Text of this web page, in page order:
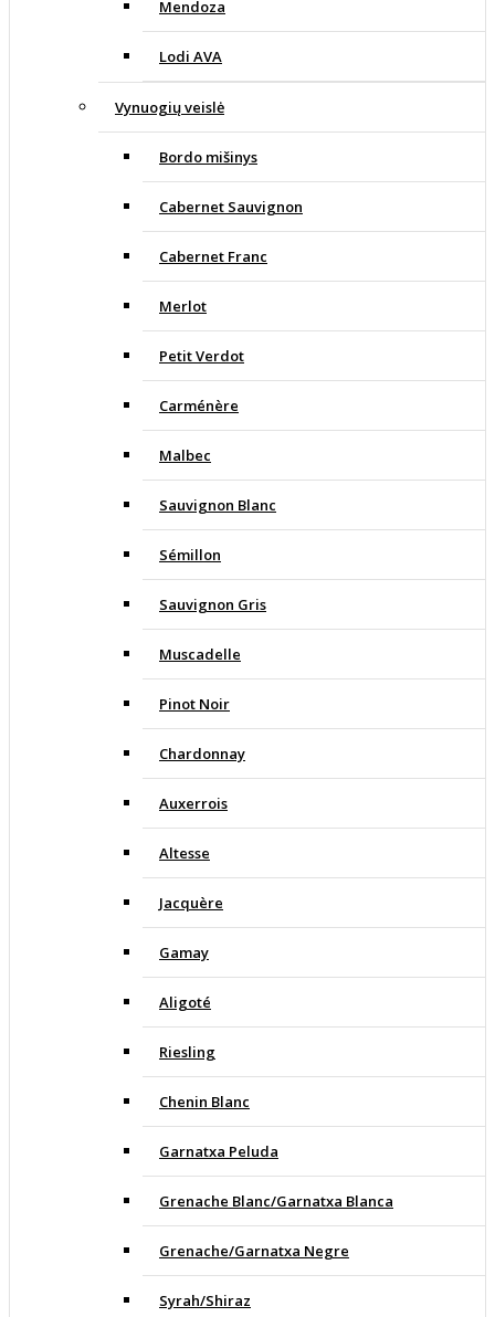
Mendoza
Lodi AVA
Vynuogių veislė
Bordo mišinys
Cabernet Sauvignon
Cabernet Franc
Merlot
Petit Verdot
Carménère
Malbec
Sauvignon Blanc
Sémillon
Sauvignon Gris
Muscadelle
Pinot Noir
Chardonnay
Auxerrois
Altesse
Jacquère
Gamay
Aligoté
Riesling
Chenin Blanc
Garnatxa Peluda
Grenache Blanc/Garnatxa Blanca
Grenache/Garnatxa Negre
Syrah/Shiraz